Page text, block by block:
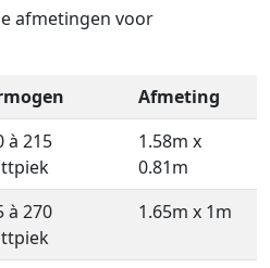
afmetingen voor
Afmeting
à 215
1.58m x
0.81m
à 270
1.65m x 1m